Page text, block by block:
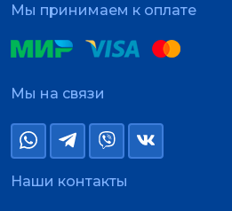
Мы принимаем к оплате
Мы на связи
Наши контакты